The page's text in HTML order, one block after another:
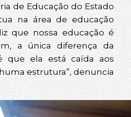
de Educação do Estado
na área de educação
que nossa educação é
a única diferença da
que ela está caída aos
estrutura”, denuncia